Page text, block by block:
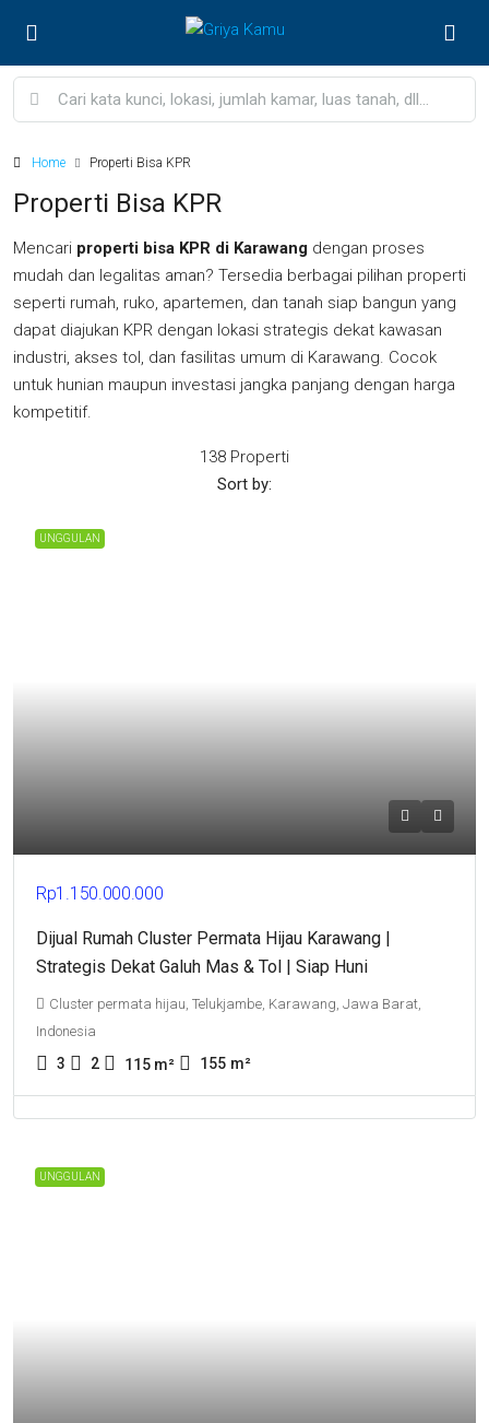
Home Properti Bisa KPR
Properti Bisa KPR
Mencari properti bisa KPR di Karawang dengan proses
mudah dan legalitas aman? Tersedia berbagai pilihan properti
seperti rumah, ruko, apartemen, dan tanah siap bangun yang
dapat diajukan KPR dengan lokasi strategis dekat kawasan
industri, akses tol, dan fasilitas umum di Karawang. Cocok
untuk hunian maupun investasi jangka panjang dengan harga
kompetitif.
138 Properti
Sort by:
UNGGULAN
Rp1.150.000.000
Dijual Rumah Cluster Permata Hijau Karawang |
Strategis Dekat Galuh Mas & Tol | Siap Huni
Cluster permata hijau, Telukjambe, Karawang, Jawa Barat,
Indonesia
3 2 115 m² 155 m²
UNGGULAN